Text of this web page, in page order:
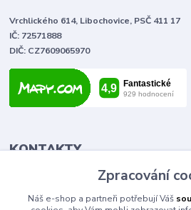
Vrchlického 614, Libochovice, PSČ 411 17
IČ: 72571888
DIČ: CZ7609065970
KONTAKTY
Tomáš Vlček
+420 702 090 443
Zpracování
Náš e-shop a partneři potřebují Váš